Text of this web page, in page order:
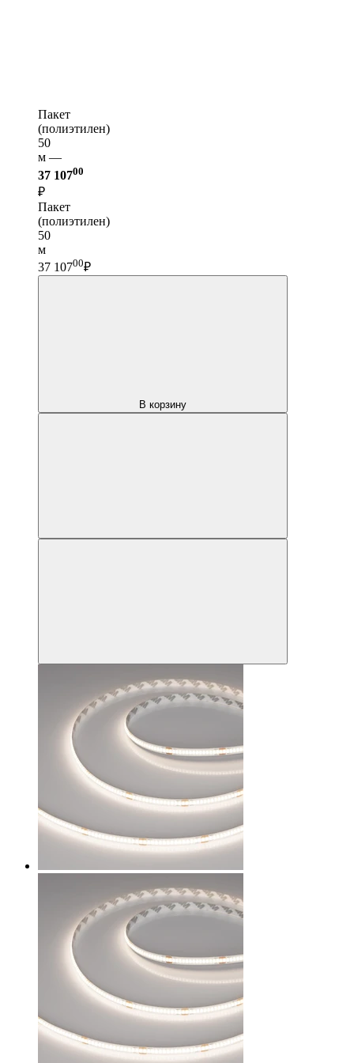
Пакет
(полиэтилен)
50
м —
37 10700
₽
Пакет
(полиэтилен)
50
м
37 10700₽
В корзину